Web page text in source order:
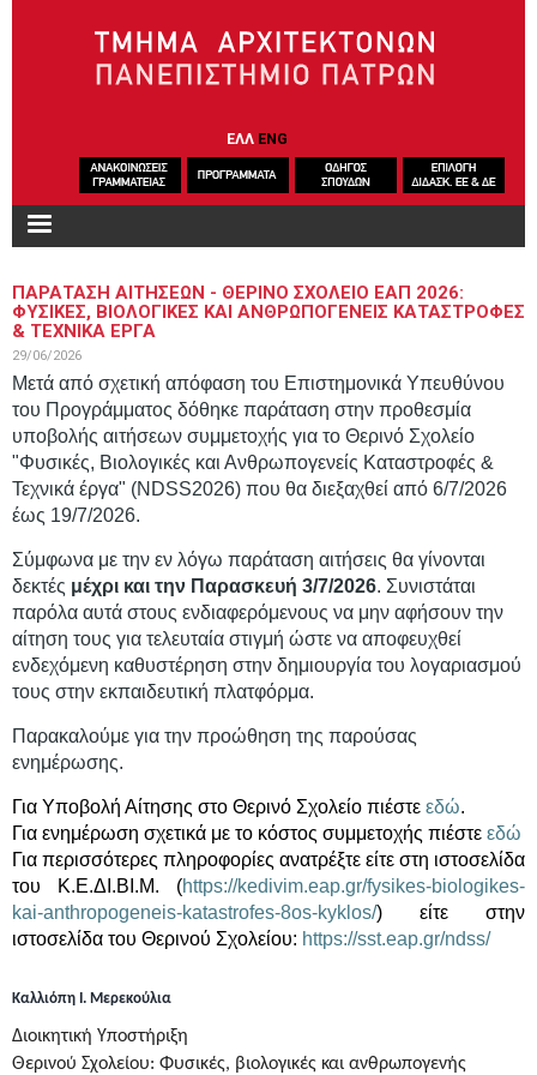
ΕΛΛ ENG
ΠΑΡΑΤΑΣΗ ΑΙΤΗΣΕΩΝ - ΘΕΡΙΝΟ ΣΧΟΛΕΙΟ ΕΑΠ 2026:
ΦΥΣΙΚΕΣ, ΒΙΟΛΟΓΙΚΕΣ ΚΑΙ ΑΝΘΡΩΠΟΓΕΝΕΙΣ ΚΑΤΑΣΤΡΟΦΕΣ
& ΤΕΧΝΙΚΑ ΕΡΓΑ
29/06/2026
Μετά από σχετική απόφαση του Επιστημονικά Υπευθύνου
του Προγράμματος δόθηκε παράταση στην προθεσμία
υποβολής αιτήσεων συμμετοχής για το Θερινό Σχολείο
"Φυσικές, Βιολογικές και Ανθρωπογενείς Καταστροφές &
Τεχνικά έργα" (NDSS2026) που θα διεξαχθεί από 6/7/2026
έως 19/7/2026.
Σύμφωνα με την εν λόγω παράταση αιτήσεις θα γίνονται
δεκτές μέχρι και την Παρασκευή 3/7/2026. Συνιστάται
παρόλα αυτά στους ενδιαφερόμενους να μην αφήσουν την
αίτηση τους για τελευταία στιγμή ώστε να αποφευχθεί
ενδεχόμενη καθυστέρηση στην δημιουργία του λογαριασμού
τους στην εκπαιδευτική πλατφόρμα.
Παρακαλούμε για την προώθηση της παρούσας
ενημέρωσης.
Για Υποβολή Αίτησης στο Θερινό Σχολείο πιέστε εδώ.
Για ενημέρωση σχετικά με το κόστος συμμετοχής πιέστε εδώ
Για περισσότερες πληροφορίες ανατρέξτε είτε στη ιστοσελίδα
του Κ.Ε.ΔΙ.ΒΙ.Μ. (https://kedivim.eap.gr/fysikes-biologikes-
kai-anthropogeneis-katastrofes-8os-kyklos/) είτε στην
ιστοσελίδα του Θερινού Σχολείου: https://sst.eap.gr/ndss/
Καλλιόπη Ι. Μερεκούλια
Διοικητική Υποστήριξη
Θερινού Σχολείου: Φυσικές, βιολογικές και ανθρωπογενής